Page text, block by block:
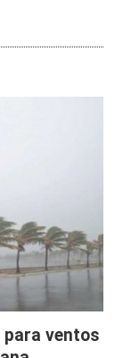
para ventos